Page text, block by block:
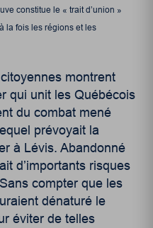
constitue le « trait d’union »
la fois les régions et les
montrent
qui unit les Québécois
du combat mené
prévoyait la
à Lévis. Abandonné
d’importants risques
compter que les
dénaturé le
éviter de telles